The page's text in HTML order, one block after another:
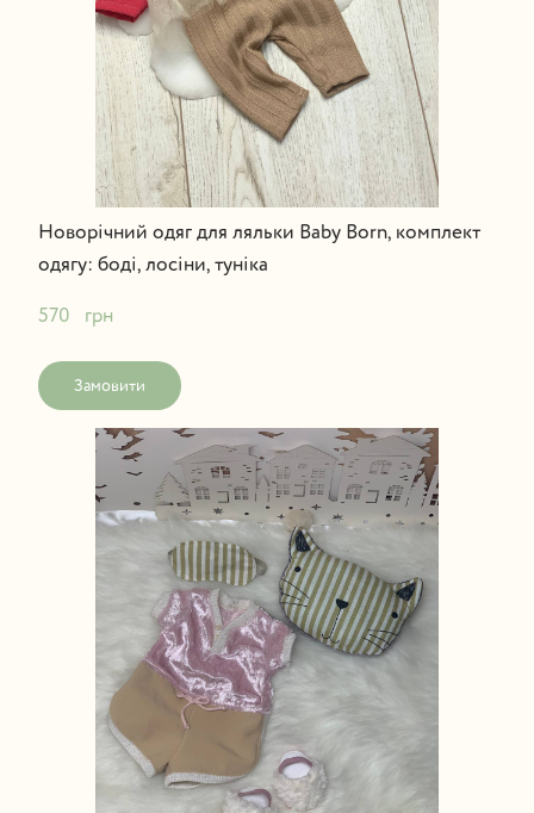
Новорічний одяг для ляльки Baby Born, комплект
одягу: боді, лосіни, туніка
570   грн
Замовити